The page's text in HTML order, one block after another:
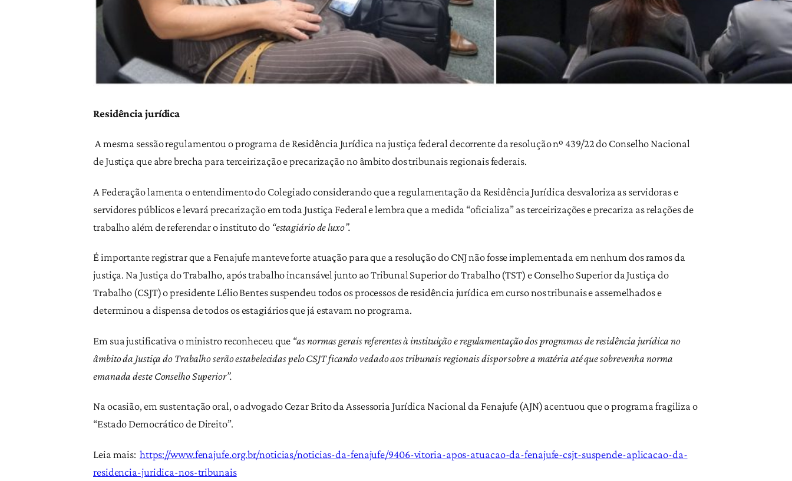
Residência jurídica
A mesma sessão regulamentou o programa de Residência Jurídica na justiça federal decorrente da resolução nº 439/22 do Conselho Nacional
de Justiça que abre brecha para terceirização e precarização no âmbito dos tribunais regionais federais.
A Federação lamenta o entendimento do Colegiado considerando que a regulamentação da Residência Jurídica desvaloriza as servidoras e
servidores públicos e levará precarização em toda Justiça Federal e lembra que a medida “oficializa” as terceirizações e precariza as relações de
trabalho além de referendar o instituto do “estagiário de luxo”.
É importante registrar que a Fenajufe manteve forte atuação para que a resolução do CNJ não fosse implementada em nenhum dos ramos da
justiça. Na Justiça do Trabalho, após trabalho incansável junto ao Tribunal Superior do Trabalho (TST) e Conselho Superior da Justiça do
Trabalho (CSJT) o presidente Lélio Bentes suspendeu todos os processos de residência jurídica em curso nos tribunais e assemelhados e
determinou a dispensa de todos os estagiários que já estavam no programa.
Em sua justificativa o ministro reconheceu que “as normas gerais referentes à instituição e regulamentação dos programas de residência jurídica no
âmbito da Justiça do Trabalho serão estabelecidas pelo CSJT ficando vedado aos tribunais regionais dispor sobre a matéria até que sobrevenha norma
emanada deste Conselho Superior”.
Na ocasião, em sustentação oral, o advogado Cezar Brito da Assessoria Jurídica Nacional da Fenajufe (AJN) acentuou que o programa fragiliza o
“Estado Democrático de Direito”.
Leia mais: https://www.fenajufe.org.br/noticias/noticias-da-fenajufe/9406-vitoria-apos-atuacao-da-fenajufe-csjt-suspende-aplicacao-da-
residencia-juridica-nos-tribunais